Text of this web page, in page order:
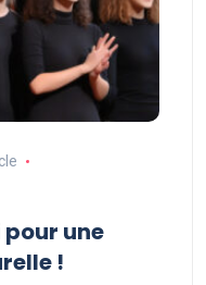
pour une
!